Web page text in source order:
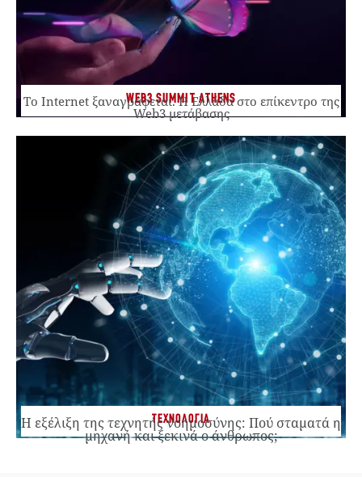
WEB3 SUMMIT ATHENS
Το Internet ξαναγράφεται. Η Ελλάδα στο επίκεντρο της
Web3 μετάβασης
ΤΕΧΝΟΛΟΓΙΑ
Η εξέλιξη της τεχνητής νοημοσύνης: Πού σταματά η
μηχανή και ξεκινά ο άνθρωπος;